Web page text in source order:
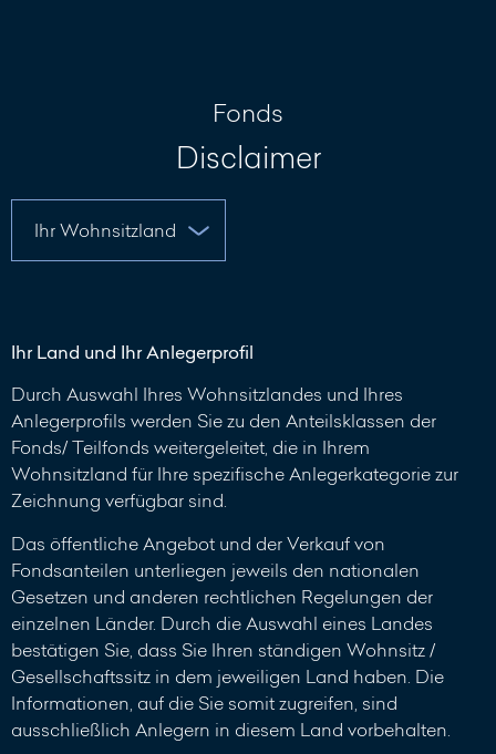
Fonds
Disclaimer
Ihr Land und Ihr Anlegerprofil
Durch Auswahl Ihres Wohnsitzlandes und Ihres
Anlegerprofils werden Sie zu den Anteilsklassen der
Fonds/ Teilfonds weitergeleitet, die in Ihrem
Wohnsitzland für Ihre spezifische Anlegerkategorie zur
Zeichnung verfügbar sind.
Das öffentliche Angebot und der Verkauf von
Fondsanteilen unterliegen jeweils den nationalen
Gesetzen und anderen rechtlichen Regelungen der
einzelnen Länder. Durch die Auswahl eines Landes
bestätigen Sie, dass Sie Ihren ständigen Wohnsitz /
Gesellschaftssitz in dem jeweiligen Land haben. Die
Informationen, auf die Sie somit zugreifen, sind
ausschließlich Anlegern in diesem Land vorbehalten.